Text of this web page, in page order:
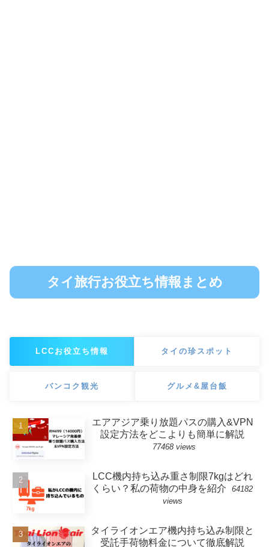
タイ旅行お役立ち情報まとめ
LCCお役立ち情報 タイの珍スポット
バンコク観光 グルメ&屋台飯
エアアジア乗り放題パスの購入&VPN
設定方法をどこよりも簡単に解説
77468 views
LCC機内持ち込み重さ制限7kgはどれ
くらい？私の荷物の中身を紹介
64182
views
タイライオンエア機内持ち込み制限と
受託手荷物料金について徹底解説